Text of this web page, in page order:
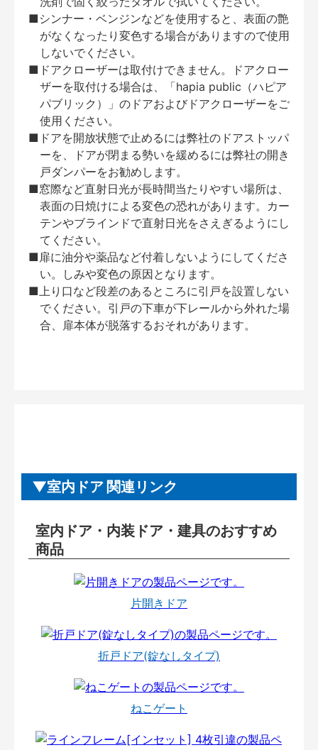
■シンナー・ベンジンなどを使用すると、表面の艶
がなくなったり変色する場合がありますので使用
しないでください。
■ドアクローザーは取付けできません。ドアクロー
ザーを取付ける場合は、「hapia public（ハピア
パブリック）」のドアおよびドアクローザーをご
使用ください。
■ドアを開放状態で止めるには弊社のドアストッパ
ーを、ドアが閉まる勢いを緩めるには弊社の開き
戸ダンパーをお勧めします。
■窓際など直射日光が長時間当たりやすい場所は、
表面の日焼けによる変色の恐れがあります。カー
テンやブラインドで直射日光をさえぎるようにし
てください。
■扉に油分や薬品など付着しないようにしてくださ
い。しみや変色の原因となります。
■上り口など段差のあるところに引戸を設置しない
でください。引戸の下車が下レールから外れた場
合、扉本体が脱落するおそれがあります。
室内ドア 関連リンク
室内ドア・内装ドア・建具のおすすめ
商品
片開きドア
折戸ドア(錠なしタイプ)
ねこゲート